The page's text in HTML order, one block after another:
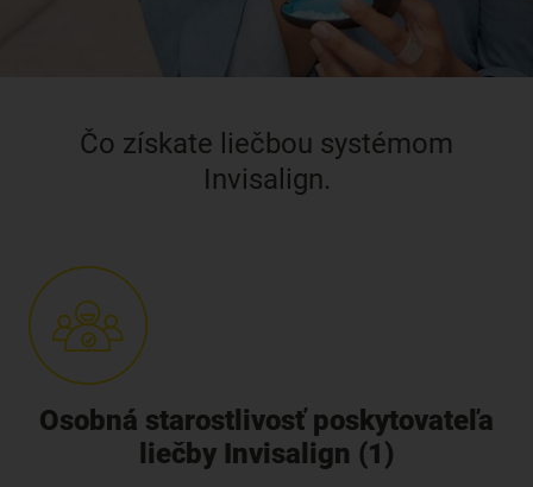
Čo získate liečbou systémom
Invisalign.
Osobná starostlivosť poskytovateľa
liečby Invisalign (1)